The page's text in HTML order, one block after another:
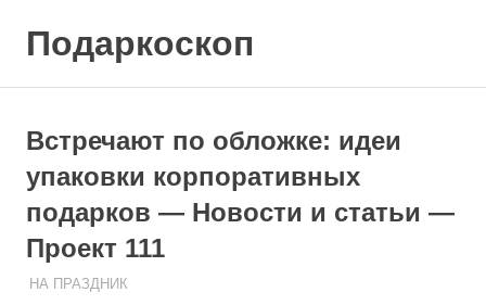
Подаркоскоп
подарить
Встречают по обложке: идеи
упаковки корпоративных
подарков — Новости и статьи —
Проект 111
06.08.2020
ПОДАРЧЕК
НА ПРАЗДНИК